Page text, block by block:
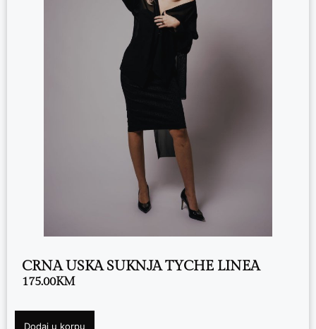
CRNA USKA SUKNJA TYCHE LINEA
175.00KM
Dodaj u korpu